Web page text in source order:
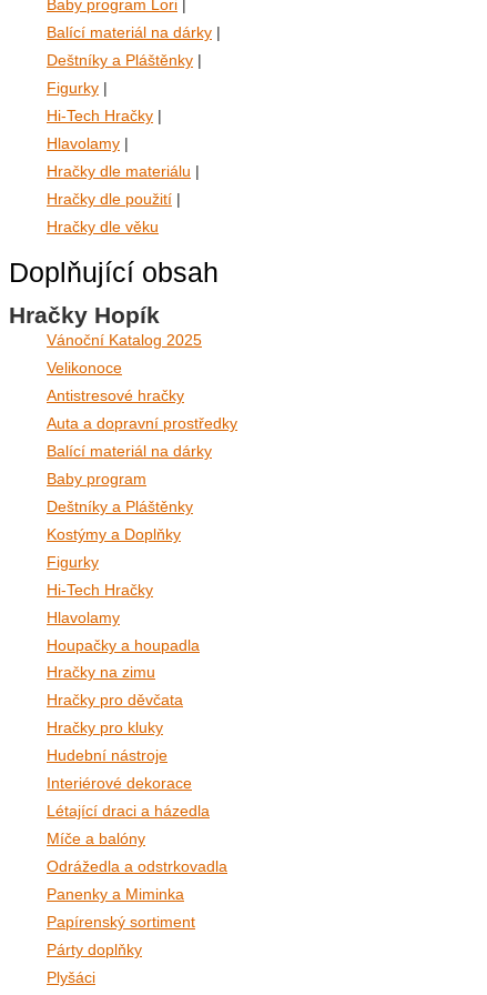
Baby program Lori
Balící materiál na dárky |
Deštníky a Pláštěnky |
Figurky |
Hi-Tech Hračky |
Hlavolamy |
Hračky dle materiálu |
Hračky dle použití |
Hračky dle věku
Doplňující obsah
Hračky Hopík
Vánoční Katalog 2025
Velikonoce
Antistresové hračky
Auta a dopravní prostředky
Balící materiál na dárky
Baby program
Deštníky a Pláštěnky
Kostýmy a Doplňky
Figurky
Hi-Tech Hračky
Hlavolamy
Houpačky a houpadla
Hračky na zimu
Hračky pro děvčata
Hračky pro kluky
Hudební nástroje
Interiérové dekorace
Létající draci a házedla
Míče a balóny
Odrážedla a odstrkovadla
Panenky a Miminka
Papírenský sortiment
Párty doplňky
Plyšáci